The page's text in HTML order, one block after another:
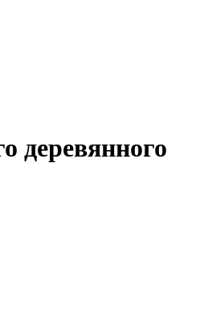
деревянного